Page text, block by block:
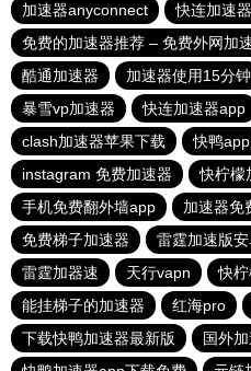
加速器anyconnect
快连加速
免费的加速器推荐 – 免费外网加
酷通加速器
加速器使用15分钟
暴雪vp加速器
快连加速器app
clash加速器苹果下载
快鸭
instagram 免费加速器
快柠檬
手机免费翻外墙app
加速器免
免费梯子加速器
雷霆加速版
雷霆加器速
天行vapn 快
能挂梯子的加速器
红海pro
下载快鸭加速器最新版
国外